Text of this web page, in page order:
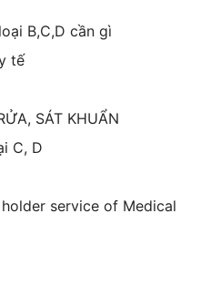
B,C,D cần gì
tế
SÁT KHUẨN
C, D
service of Medical